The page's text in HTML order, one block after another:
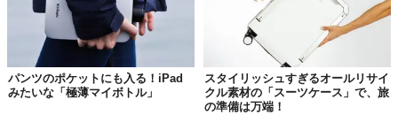
デザイン面もビビッドな6色を展開する 見た目の美しさ に加え、保
保温 のどちらにも対応する万能性が魅力。
高品質二重壁ステンレス鋼 強度が高く、
も強い。さらにキャップ以外は
食器洗浄器にも対応可能とあっ
て、お手入れもラクチンだ。
パンツのポケットにも入る！iPad
みたいな「極薄マイボトル」
スタイリッシュすぎるオールリサイ
クル素材の「スーツケース」で、旅
の準備は万端！